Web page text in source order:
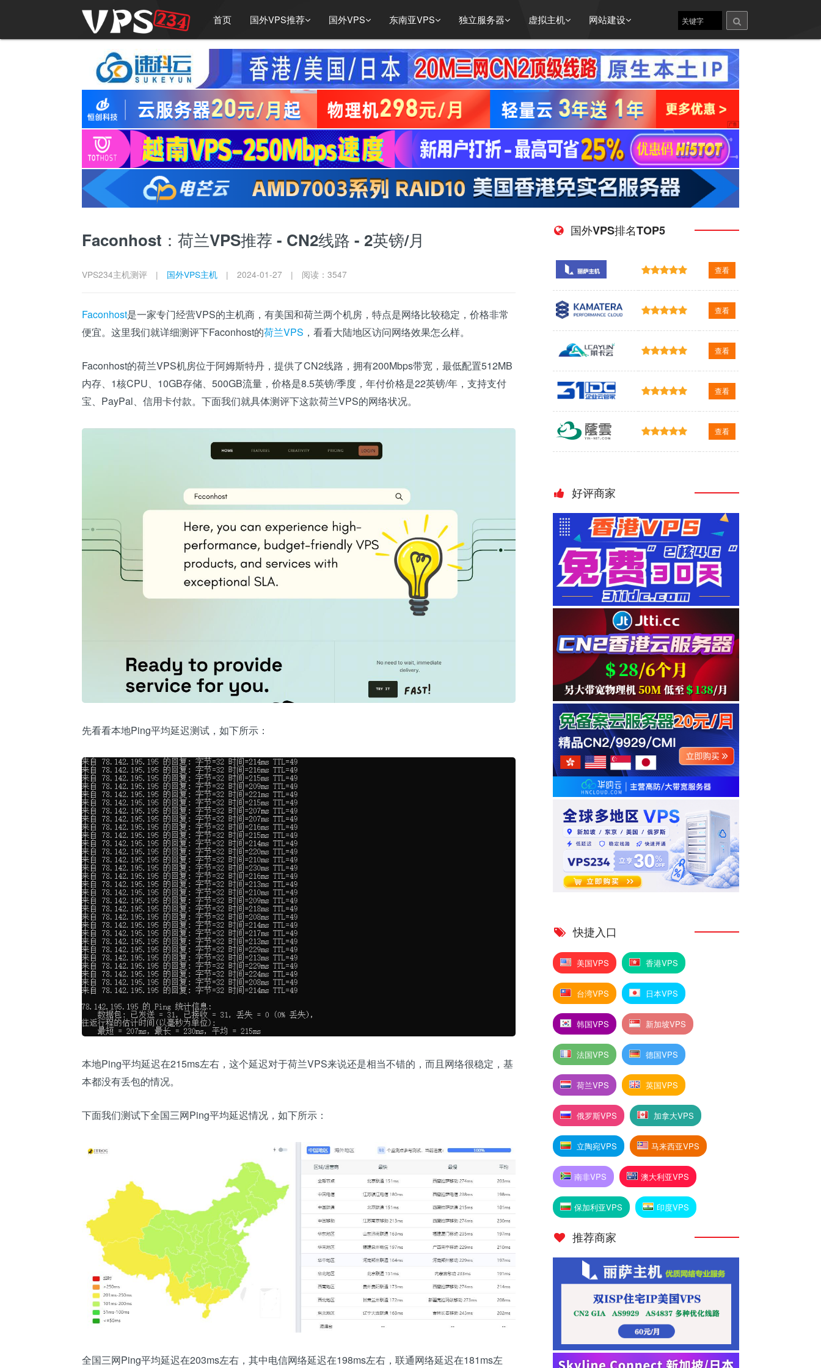
首页 国外VPS推荐 国外VPS 东南亚VPS 独立服务器 虚拟主机 网站建设
Faconhost：荷兰VPS推荐 - CN2线路 - 2英镑/月
VPS234主机测评 | 国外VPS主机 | 2024-01-27 | 阅读：3547
Faconhost是一家专门经营VPS的主机商，有美国和荷兰两个机房，特点是网络比较稳定，价格非常
便宜。这里我们就详细测评下Faconhost的荷兰VPS ，看看大陆地区访问网络效果怎么样。
Faconhost的荷兰VPS机房位于阿姆斯特丹，提供了CN2线路，拥有200Mbps带宽，最低配置512MB
内存、1核CPU、10GB存储、500GB流量，价格是8.5英镑/季度，年付价格是22英镑/年，支持支付
宝、PayPal、信用卡付款。下面我们就具体测评下这款荷兰VPS的网络状况。
先看看本地Ping平均延迟测试，如下所示：
本地Ping平均延迟在215ms左右，这个延迟对于荷兰VPS来说还是相当不错的，而且网络很稳定，基
本都没有丢包的情况。
下面我们测试下全国三网Ping平均延迟情况，如下所示：
全国三网Ping平均延迟在203ms左右，其中电信网络延迟在198ms左右，联通网络延迟在181ms左
国外VPS排名TOP5
查看
查看
查看
查看
查看
好评商家
快捷入口
美国VPS 香港VPS
台湾VPS 日本VPS
韩国VPS 新加坡VPS
法国VPS 德国VPS
荷兰VPS 英国VPS
俄罗斯VPS 加拿大VPS
立陶宛VPS 马来西亚VPS
南非VPS 澳大利亚VPS
保加利亚VPS 印度VPS
推荐商家